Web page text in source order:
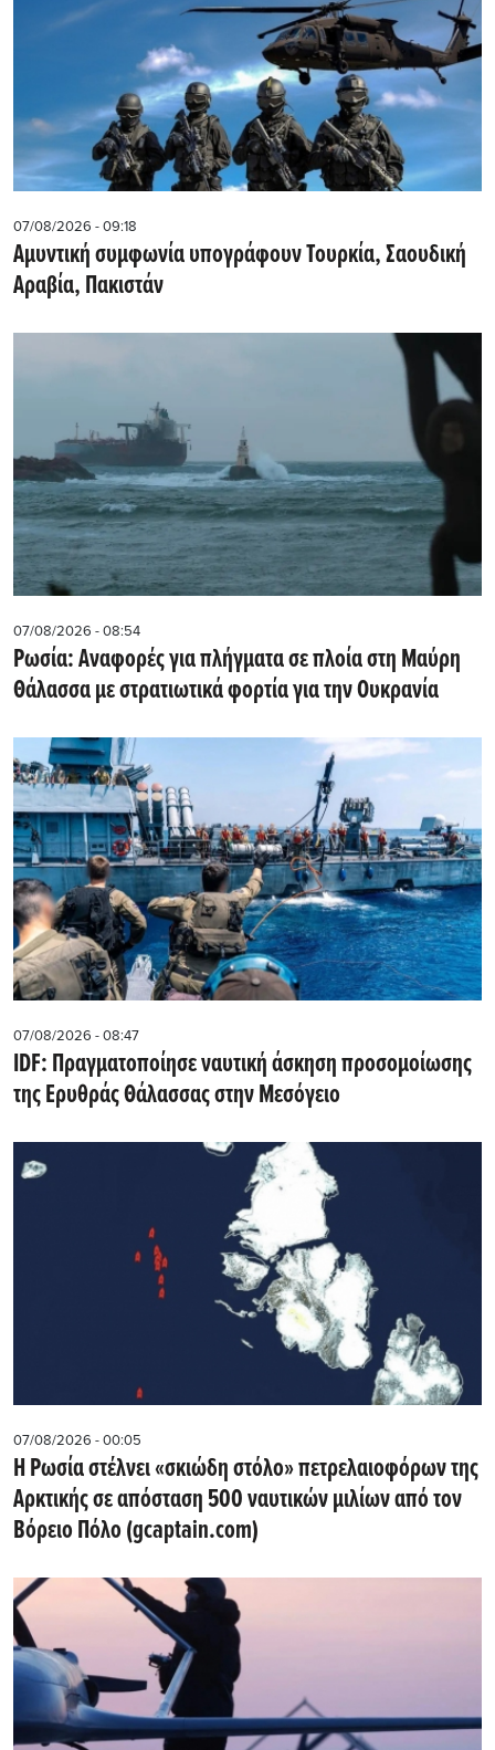
07/08/2026 - 09:18
Αμυντική συμφωνία υπογράφουν Τουρκία, Σαουδική
Αραβία, Πακιστάν
07/08/2026 - 08:54
Ρωσία: Αναφορές για πλήγματα σε πλοία στη Μαύρη
Θάλασσα με στρατιωτικά φορτία για την Ουκρανία
07/08/2026 - 08:47
IDF: Πραγματοποίησε ναυτική άσκηση προσομοίωσης
της Ερυθράς Θάλασσας στην Μεσόγειο
07/08/2026 - 00:05
Η Ρωσία στέλνει «σκιώδη στόλο» πετρελαιοφόρων της
Αρκτικής σε απόσταση 500 ναυτικών μιλίων από τον
Βόρειο Πόλο (gcaptain.com)